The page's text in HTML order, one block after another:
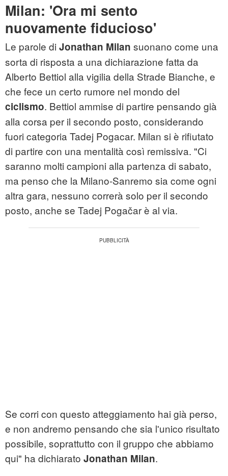
Milan: 'Ora mi sento
nuovamente fiducioso'
Le parole di Jonathan Milan suonano come una
sorta di risposta a una dichiarazione fatta da
Alberto Bettiol alla vigilia della Strade Bianche, e
che fece un certo rumore nel mondo del
ciclismo. Bettiol ammise di partire pensando già
alla corsa per il secondo posto, considerando
fuori categoria Tadej Pogacar. Milan si è rifiutato
di partire con una mentalità così remissiva. "Ci
saranno molti campioni alla partenza di sabato,
ma penso che la Milano-Sanremo sia come ogni
altra gara, nessuno correrà solo per il secondo
posto, anche se Tadej Pogačar è al via.
Se corri con questo atteggiamento hai già perso,
e non andremo pensando che sia l'unico risultato
possibile, soprattutto con il gruppo che abbiamo
qui" ha dichiarato Jonathan Milan.